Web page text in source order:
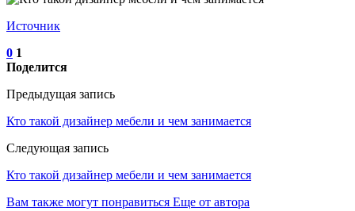
Источник
0 1
Поделится
Предыдущая запись
Кто такой дизайнер мебели и чем занимается
Следующая запись
Кто такой дизайнер мебели и чем занимается
Вам также могут понравиться Еще от автора